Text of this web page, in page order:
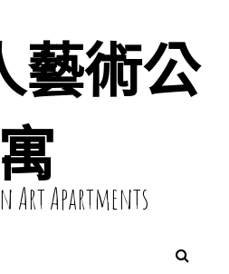
藝術公
寓
Art Apartments